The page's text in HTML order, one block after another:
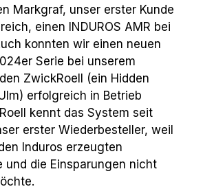
Markgraf, unser erster Kunde
einen INDUROS AMR bei
konnten wir einen neuen
Serie bei unserem
ZwickRoell (ein Hidden
erfolgreich in Betrieb
kennt das System seit
erster Wieder­besteller, weil
Induros erzeugten
und die Ein­sparungen nicht